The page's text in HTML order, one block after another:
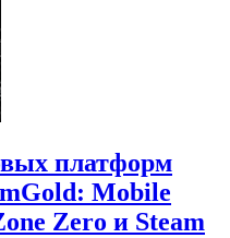
платформ
Mobile
Zero и Steam